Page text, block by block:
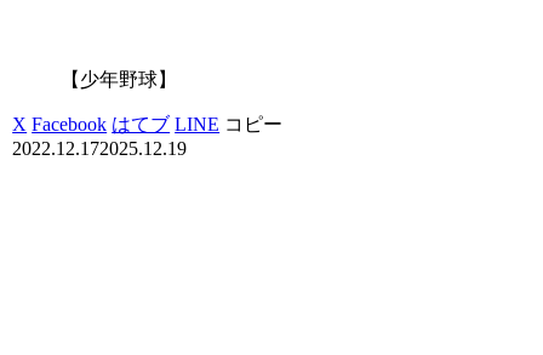
【少年野球】
X Facebook はてブ LINE コピー
2022.12.172025.12.19